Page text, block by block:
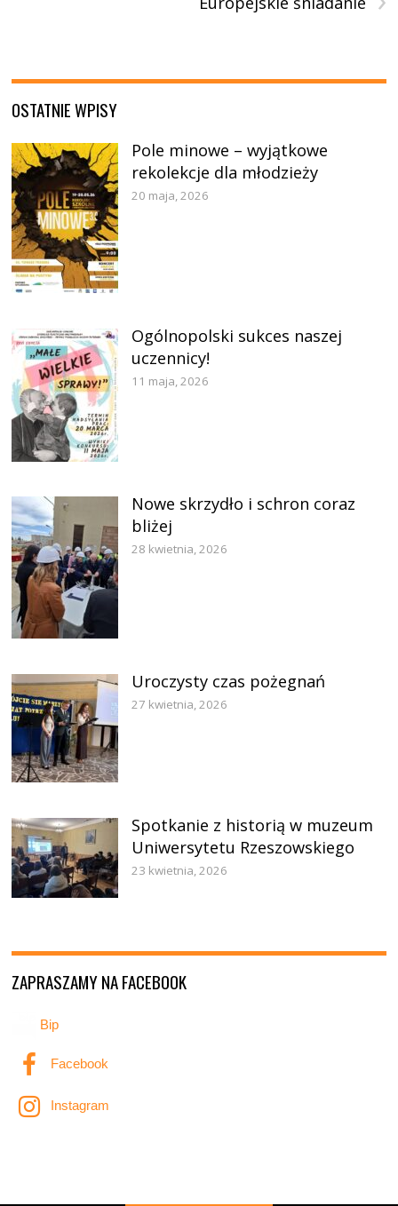
OSTATNIE WPISY
Pole minowe – wyjątkowe
rekolekcje dla młodzieży
20 maja, 2026
Ogólnopolski sukces naszej
uczennicy!
11 maja, 2026
Nowe skrzydło i schron coraz
bliżej
28 kwietnia, 2026
Uroczysty czas pożegnań
27 kwietnia, 2026
Spotkanie z historią w muzeum
Uniwersytetu Rzeszowskiego
23 kwietnia, 2026
ZAPRASZAMY NA FACEBOOK
Bip
Facebook
Instagram